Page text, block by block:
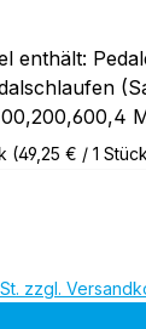
enthält:
(49,25 € / 1
zzgl.